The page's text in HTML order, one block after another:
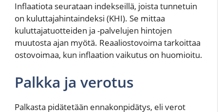
Inflaatiota seurataan indekseillä, joista tunnetuin
on kuluttajahintaindeksi (KHI). Se mittaa
kuluttajatuotteiden ja -palvelujen hintojen
muutosta ajan myötä. Reaaliostovoima tarkoittaa
ostovoimaa, kun inflaation vaikutus on huomioitu.
Palkka ja verotus
Palkasta pidätetään ennakonpidätys, eli verot